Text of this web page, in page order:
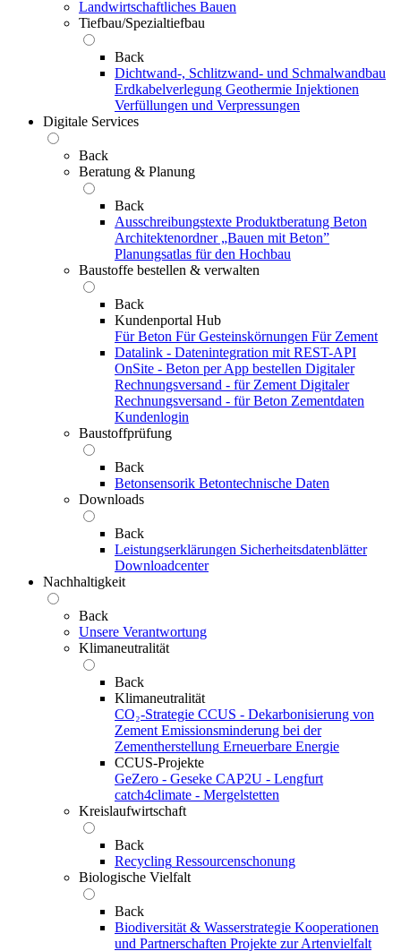
Landwirtschaftliches Bauen
Tiefbau/Spezialtiefbau
Back
Dichtwand-, Schlitzwand- und Schmalwandbau
Erdkabelverlegung Geothermie Injektionen
Verfüllungen und Verpressungen
Digitale Services
Back
Beratung & Planung
Back
Ausschreibungstexte Produktberatung Beton
Architektenordner „Bauen mit Beton”
Planungsatlas für den Hochbau
Baustoffe bestellen & verwalten
Back
Kundenportal Hub
Für Beton Für Gesteinskörnungen Für Zement
Datalink - Datenintegration mit REST-API
OnSite - Beton per App bestellen Digitaler
Rechnungsversand - für Zement Digitaler
Rechnungsversand - für Beton Zementdaten
Kundenlogin
Baustoffprüfung
Back
Betonsensorik Betontechnische Daten
Downloads
Back
Leistungserklärungen Sicherheitsdatenblätter
Downloadcenter
Nachhaltigkeit
Back
Unsere Verantwortung
Klimaneutralität
Back
Klimaneutralität
CO₂-Strategie CCUS - Dekarbonisierung von
Zement Emissionsminderung bei der
Zementherstellung Erneuerbare Energie
CCUS-Projekte
GeZero - Geseke CAP2U - Lengfurt
catch4climate - Mergelstetten
Kreislaufwirtschaft
Back
Recycling Ressourcenschonung
Biologische Vielfalt
Back
Biodiversität & Wasserstrategie Kooperationen
und Partnerschaften Projekte zur Artenvielfalt